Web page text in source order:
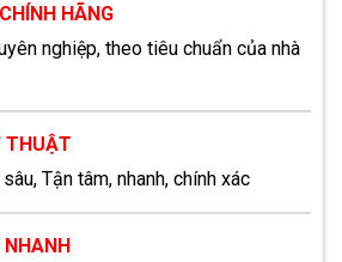
HÃNG
nghiệp, theo tiêu chuẩn của nhà
THUẬT
Tận tâm, nhanh, chính xác
NHANH